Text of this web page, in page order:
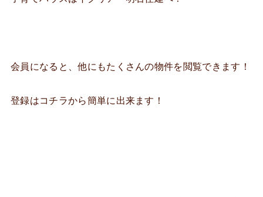
会員になると、他にもたくさんの物件を閲覧できます！
登録はコチラから簡単に出来ます！